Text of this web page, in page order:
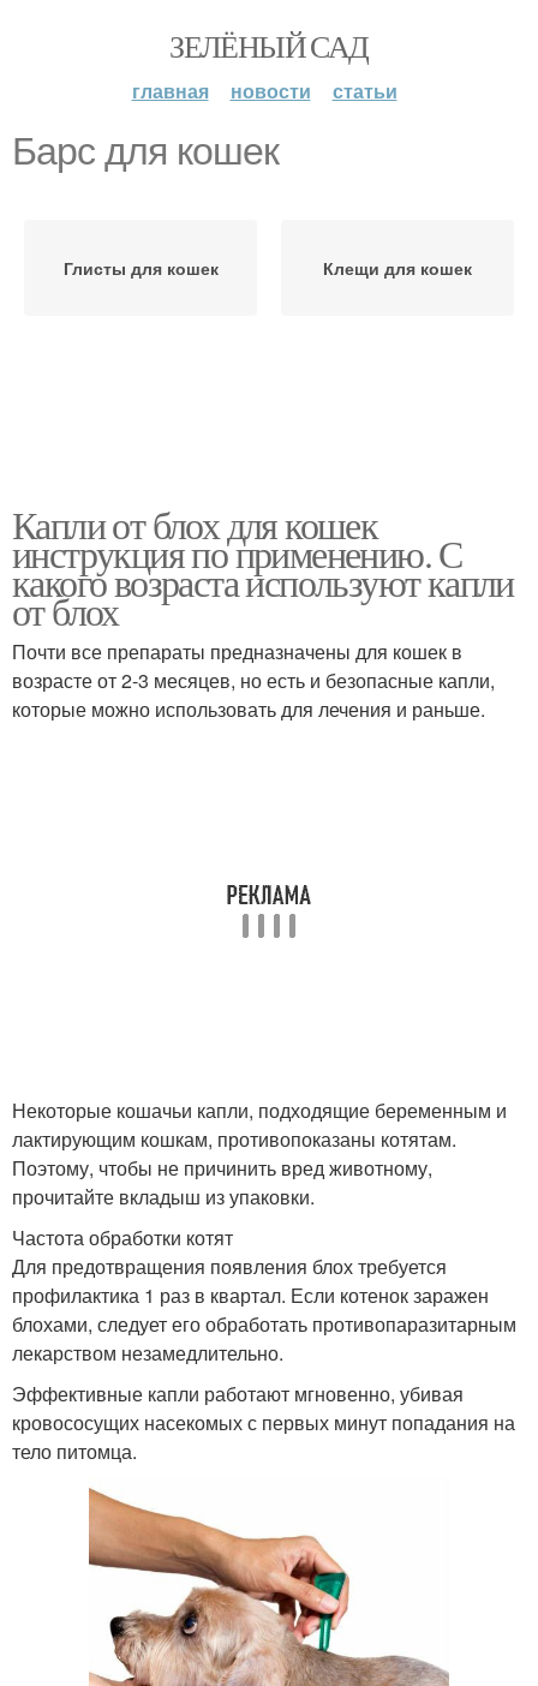
ЗЕЛЁНЫЙ САД
главная новости статьи
Барс для кошек
Глисты для кошек Клещи для кошек
Капли от блох для кошек
инструкция по применению. С
какого возраста используют капли
от блох
Почти все препараты предназначены для кошек в
возрасте от 2-3 месяцев, но есть и безопасные капли,
которые можно использовать для лечения и раньше.
Некоторые кошачьи капли, подходящие беременным и
лактирующим кошкам, противопоказаны котятам.
Поэтому, чтобы не причинить вред животному,
прочитайте вкладыш из упаковки.
Частота обработки котят
Для предотвращения появления блох требуется
профилактика 1 раз в квартал. Если котенок заражен
блохами, следует его обработать противопаразитарным
лекарством незамедлительно.
Эффективные капли работают мгновенно, убивая
кровососущих насекомых с первых минут попадания на
тело питомца.